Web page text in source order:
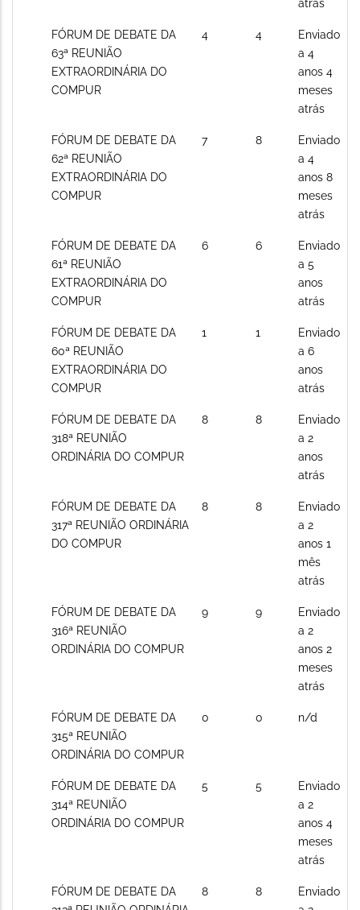
atrás
Sem
novos
posts
FÓRUM DE DEBATE DA
63ª REUNIÃO
EXTRAORDINÁRIA DO
COMPUR
4 4
Enviado
a 4
anos 4
meses
atrás
Sem
novos
posts
FÓRUM DE DEBATE DA
62ª REUNIÃO
EXTRAORDINÁRIA DO
COMPUR
7 8
Enviado
a 4
anos 8
meses
atrás
Sem
novos
posts
FÓRUM DE DEBATE DA
61ª REUNIÃO
EXTRAORDINÁRIA DO
COMPUR
6 6
Enviado
a 5
anos
atrás
Sem
novos
posts
FÓRUM DE DEBATE DA
60ª REUNIÃO
EXTRAORDINÁRIA DO
COMPUR
1 1
Enviado
a 6
anos
atrás
Sem
novos
posts
FÓRUM DE DEBATE DA
318ª REUNIÃO
ORDINÁRIA DO COMPUR
8 8
Enviado
a 2
anos
atrás
Sem
novos
posts
FÓRUM DE DEBATE DA
317ª REUNIÃO ORDINÁRIA
DO COMPUR
8 8
Enviado
a 2
anos 1
mês
atrás
Sem
novos
posts
FÓRUM DE DEBATE DA
316ª REUNIÃO
ORDINÁRIA DO COMPUR
9 9
Enviado
a 2
anos 2
meses
atrás
Sem
novos
posts
FÓRUM DE DEBATE DA
315ª REUNIÃO
ORDINÁRIA DO COMPUR
0 0 n/d
Sem
novos
posts
FÓRUM DE DEBATE DA
314ª REUNIÃO
ORDINÁRIA DO COMPUR
5 5
Enviado
a 2
anos 4
meses
atrás
Sem
FÓRUM DE DEBATE DA
8 8
Enviado